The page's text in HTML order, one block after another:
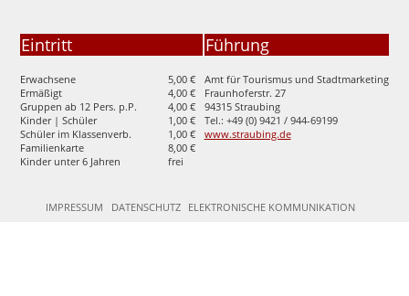
Eintritt
Erwachsene
Ermäßigt
Gruppen ab 12 Pers. p.P.
Kinder | Schüler
Schüler im Klassenverb.
Familienkarte
Kinder unter 6 Jahren
5,00 €
4,00 €
4,00 €
1,00 €
1,00 €
8,00 €
frei
Führung
Amt für Tourismus und Stadtmarketing
Fraunhoferstr. 27
94315 Straubing
Tel.: +49 (0) 9421 / 944-69199
www.straubing.de
IMPRESSUM DATENSCHUTZ ELEKTRONISCHE KOMMUNIKATION